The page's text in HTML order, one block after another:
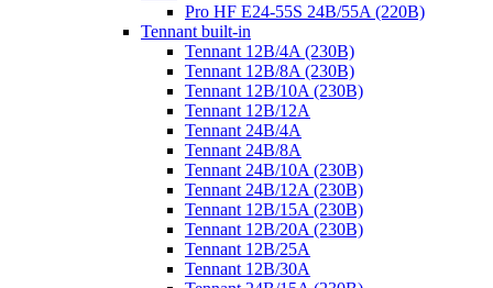
Pro HF E24-55S 24B/55A (220B)
Tennant built-in
Tennant 12B/4A (230B)
Tennant 12B/8A (230B)
Tennant 12B/10A (230B)
Tennant 12B/12A
Tennant 24B/4A
Tennant 24B/8A
Tennant 24B/10A (230B)
Tennant 24B/12A (230B)
Tennant 12B/15A (230B)
Tennant 12B/20A (230B)
Tennant 12B/25A
Tennant 12B/30A